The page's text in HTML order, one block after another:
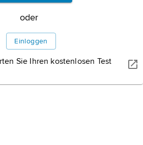
oder
Einloggen
Sie Ihren kostenlosen Test